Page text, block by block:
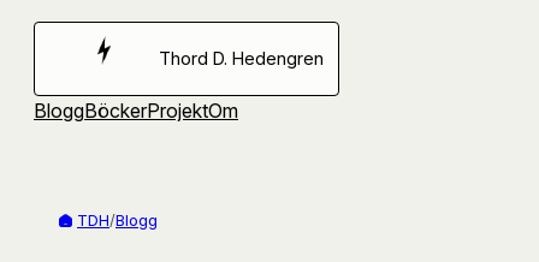
Hoppa
Thord D. Hedengren
BloggBöckerProjektOm
TDH/Blogg